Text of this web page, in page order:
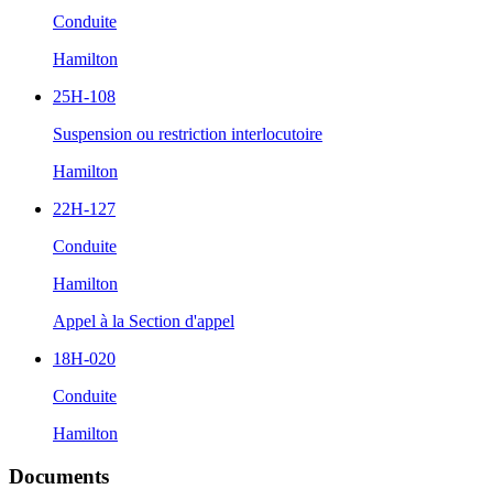
Conduite
Hamilton
25H-108
Suspension ou restriction interlocutoire
Hamilton
22H-127
Conduite
Hamilton
Appel à la Section d'appel
18H-020
Conduite
Hamilton
Documents